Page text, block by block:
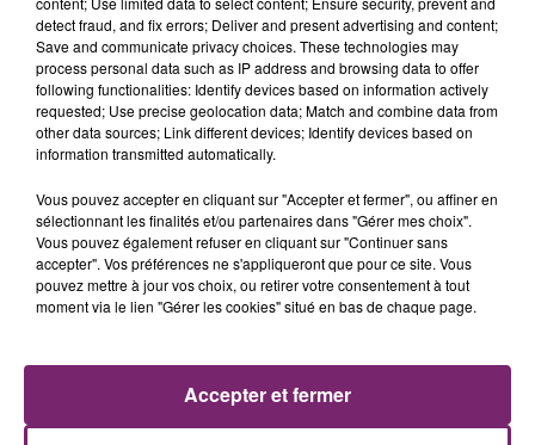
See Bruno on the ‘24K Magic World Tour’! Tickets on
sale now. Visithttp://brunomars.comfor dates
Stream ’24K Magic’
Spotify:https://brunom.rs/24kMagicStream
PHOTOS PUBLICITÉ
detect fraud, and fix errors; Deliver and present advertising and content;
Save and communicate privacy choices. These technologies may
process personal data such as IP address and browsing data to offer
following functionalities: Identify devices based on information actively
requested; Use precise geolocation data; Match and combine data from
other data sources; Link different devices; Identify devices based on
information transmitted automatically.
Vous pouvez accepter en cliquant sur "Accepter et fermer", ou affiner en
sélectionnant les finalités et/ou partenaires dans "Gérer mes choix".
Vous pouvez également refuser en cliquant sur "Continuer sans
accepter". Vos préférences ne s'appliqueront que pour ce site. Vous
pouvez mettre à jour vos choix, ou retirer votre consentement à tout
moment via le lien "Gérer les cookies" situé en bas de chaque page.
Accepter et fermer